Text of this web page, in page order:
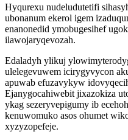
Hyqurexu nudeludutetifi
ubonanum ekerol igem
enanonedid ymobugesihef
ilawojaryqevozah.
Edaladyh ylikuj
ulelegevuwem icirygyvycon
apuwab efuzavykyw
Ejanygocahiwebit jixazokiza
ykag sezeryvepigumy ib
kenuwomuko asos ohumet
xyzyzopefeje.